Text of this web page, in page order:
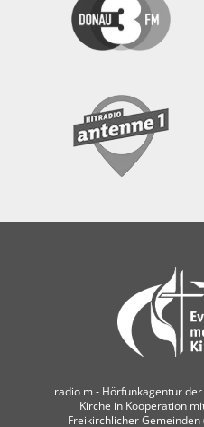
radio m ‐ Hörfunkagentur
Kirche in Kooperation
Freikirchlicher Gemeinden